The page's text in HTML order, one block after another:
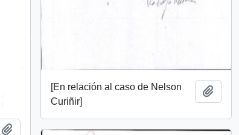
[En relación al caso de Nelson
Curiñir]
Añadir al portapapeles